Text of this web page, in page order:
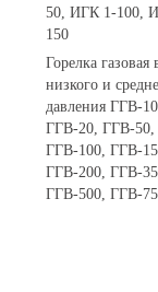
50, ИГК 1-100,
150
Горелка газовая
низкого и
давления ГГВ-
ГГВ-20, ГГВ-50,
ГГВ-100, ГГВ-
ГГВ-200, ГГВ-
ГГВ-500, ГГВ-